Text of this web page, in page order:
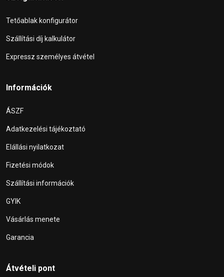
Tetőablak konfigurátor
Szállítási díj kalkulátor
Expressz személyes átvétel
Információk
ÁSZF
Adatkezelési tájékoztató
Elállási nyilatkozat
Fizetési módok
Szállítási információk
GYIK
Vásárlás menete
Garancia
Átvételi pont